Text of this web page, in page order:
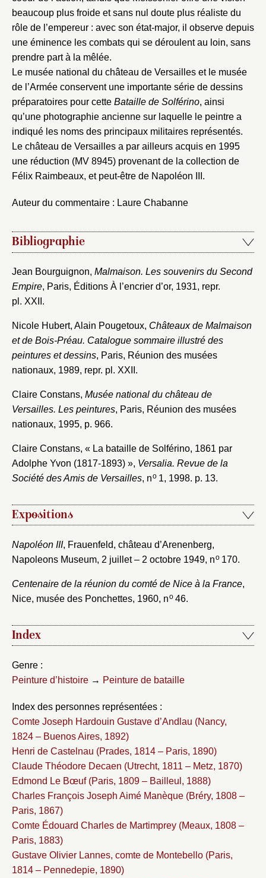
beaucoup plus froide et sans nul doute plus réaliste du
rôle de l’empereur : avec son état-major, il observe depuis
une éminence les combats qui se déroulent au loin, sans
prendre part à la mêlée.
Le musée national du château de Versailles et le musée
de l’Armée conservent une importante série de dessins
préparatoires pour cette Bataille de Solférino, ainsi
qu’une photographie ancienne sur laquelle le peintre a
indiqué les noms des principaux militaires représentés.
Le château de Versailles a par ailleurs acquis en 1995
une réduction (MV 8945) provenant de la collection de
Félix Raimbeaux, et peut-être de Napoléon III.
Auteur du commentaire : Laure Chabanne
Bibliographie
Jean Bourguignon, Malmaison. Les souvenirs du Second
Empire, Paris, Éditions À l’encrier d’or, 1931, repr.
pl. XXII.
Nicole Hubert, Alain Pougetoux, Châteaux de Malmaison
et de Bois-Préau. Catalogue sommaire illustré des
peintures et dessins, Paris, Réunion des musées
nationaux, 1989, repr. pl. XXII.
Claire Constans, Musée national du château de
Versailles. Les peintures, Paris, Réunion des musées
nationaux, 1995, p. 966.
Claire Constans, « La bataille de Solférino, 1861 par
Adolphe Yvon (1817-1893) », Versalia. Revue de la
Société des Amis de Versailles, no1, 1998. p. 13.
Expositions
Napoléon III, Frauenfeld, château d’Arenenberg,
Napoleons Museum, 2 juillet – 2 octobre 1949, no170.
Centenaire de la réunion du comté de Nice à la France,
Nice, musée des Ponchettes, 1960, no46.
Index
Genre :
Peinture d’histoire → Peinture de bataille
Index des personnes représentées :
Comte Joseph Hardouin Gustave d’Andlau (Nancy,
1824 – Buenos Aires, 1892)
Henri de Castelnau (Prades, 1814 – Paris, 1890)
Claude Théodore Decaen (Utrecht, 1811 – Metz, 1870)
Edmond Le Bœuf (Paris, 1809 – Bailleul, 1888)
Charles François Joseph Aimé Manèque (Bréry, 1808 –
Paris, 1867)
Comte Édouard Charles de Martimprey (Meaux, 1808 –
Paris, 1883)
Gustave Olivier Lannes, comte de Montebello (Paris,
1814 – Pennedepie, 1890)
Valider
Nouveau dossier
Créer et ajouter
Mot de passe
Envoyer
Vous n'êtes pas encore inscrit ?
Créer un compte
Vous avez oublié votre mot de passe ? Cliquez ici